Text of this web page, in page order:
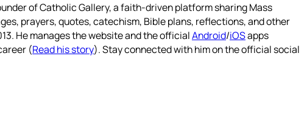
of Catholic Gallery, a faith-driven platform sharing Mass
prayers, quotes, catechism, Bible plans, reflections, and other
He manages the website and the officialAndroid/iOSapps
(Read his story). Stay connected with him on the official social